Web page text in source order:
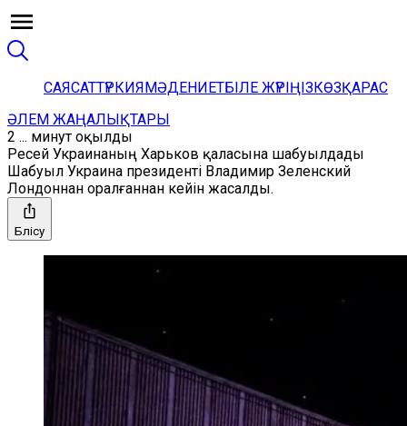
САЯСАТТҮРКИЯМӘДЕНИЕТБІЛЕ ЖҮРІҢІЗКӨЗҚАРАС
ӘЛЕМ ЖАҢАЛЫҚТАРЫ
2 ... минут оқылды
Ресей Украинаның Харьков қаласына шабуылдады
Шабуыл Украина президенті Владимир Зеленский
Лондоннан оралғаннан кейін жасалды.
Бөлісу